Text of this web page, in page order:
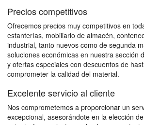
Precios competitivos
Ofrecemos precios muy competitivos en
estanterías, mobiliario de almacén,
industrial, tanto nuevos como de segunda
soluciones económicas en nuestra sección
y ofertas especiales con descuentos de
comprometer la calidad del material.
Excelente servicio al cliente
Nos comprometemos a proporcionar un
excepcional, asesorándote en la elección